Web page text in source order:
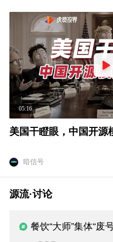
05:16
美国干瞪眼，中国开源
暗信号
源流·讨论
餐饮“大师”集体“废